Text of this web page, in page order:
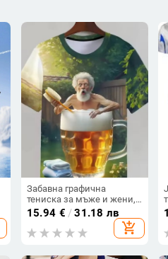
Забавна графична
тениска за мъже и жени,
летен уличен хип‑хоп
стил, 3D принт, свободна
кройка, дишаща материя
15.94 € /31.18 лв
add_shopping_cart